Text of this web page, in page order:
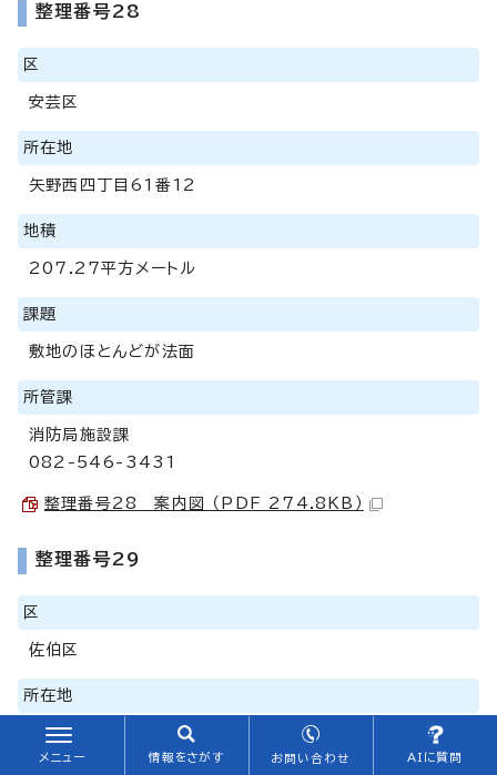
整理番号28
区
安芸区
所在地
矢野西四丁目61番12
地積
207.27平方メートル
課題
敷地のほとんどが法面
所管課
消防局施設課
082-546-3431
整理番号28 案内図 （PDF 274.8KB）
整理番号29
区
佐伯区
所在地
三宅二丁目753番外
メニュー 情報をさがす お問い合わせ AIに質問